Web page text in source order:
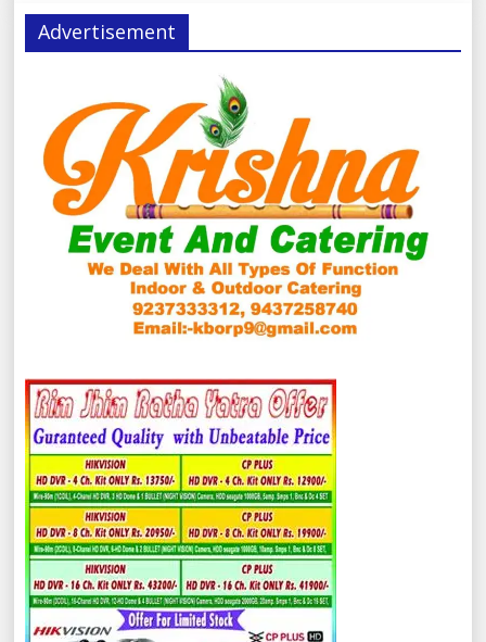
Advertisement